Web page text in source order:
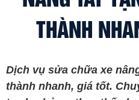
THÀNH
Dịch vụ sửa chữa xe
thành nhanh, giá tốt.